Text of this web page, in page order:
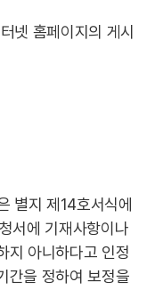
넷 홈페이지의 게시
별지 제14호서식에
서에 기재사항이나
지 아니하다고 인정
간을 정하여 보정을